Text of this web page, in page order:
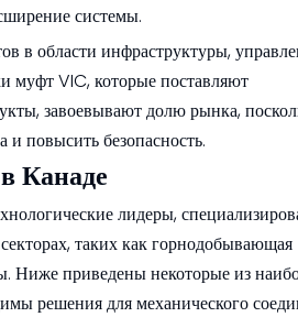
системы.
в области инфраструктуры,
муфт VIC, которые поставляют
завоевывают долю рынка,
и повысить безопасность.
Канаде
лидеры,
таких как горнодобывающая
приведены некоторые из
решения для механического